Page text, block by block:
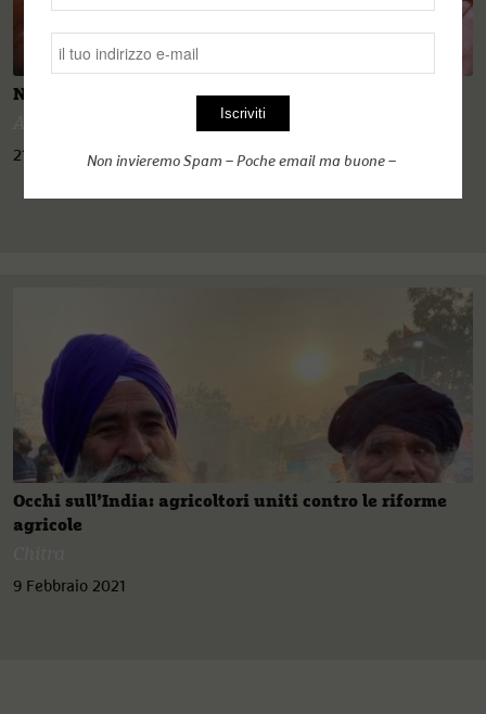
Nazione di poeti, navigatori e... trafficanti d’armi
Eric Salerno
21 Marzo 2021
Occhi sull’India: agricoltori uniti contro le riforme
agricole
9 Febbraio 2021
Non invieremo Spam – Poche email ma buone –